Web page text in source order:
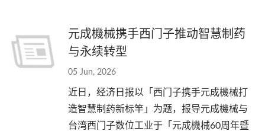
元成機械携手西门子推动智慧制药
与永续转型
05 Jun, 2026
近日，经济日报以「西门子携手元成機械打
造智慧制药新标竿」为题，报导元成機械与
台湾西门子数位工业于「元成機械60周年暨